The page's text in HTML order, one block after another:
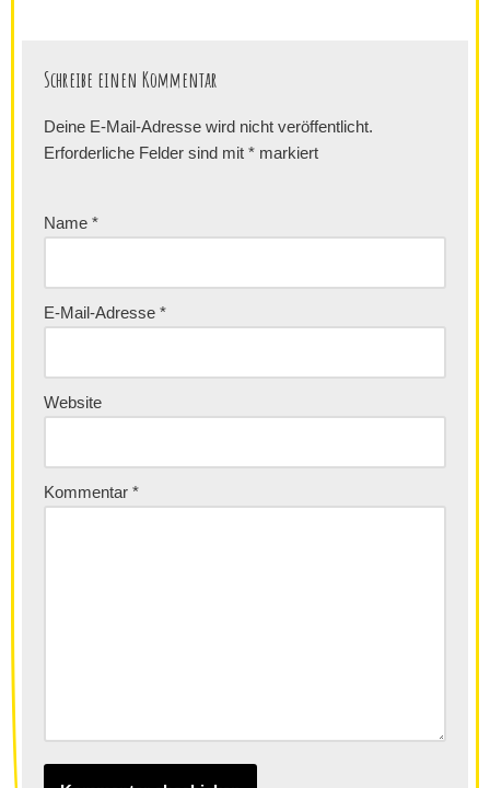
Schreibe einen Kommentar
Deine E-Mail-Adresse wird nicht veröffentlicht.
Erforderliche Felder sind mit * markiert
Name *
E-Mail-Adresse *
Website
Kommentar *